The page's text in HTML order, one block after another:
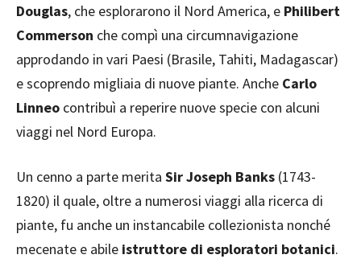
Douglas, che esplorarono il Nord America, e Philibert
Commerson che compì una circumnavigazione
approdando in vari Paesi (Brasile, Tahiti, Madagascar)
e scoprendo migliaia di nuove piante. Anche Carlo
Linneo contribuì a reperire nuove specie con alcuni
viaggi nel Nord Europa.
Un cenno a parte merita Sir Joseph Banks (1743-
1820) il quale, oltre a numerosi viaggi alla ricerca di
piante, fu anche un instancabile collezionista nonché
mecenate e abile istruttore di esploratori botanici.